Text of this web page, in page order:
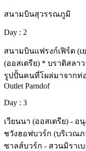
สนามบินสุวรรณภูมิ
Day : 2
สนามบินแฟรงก์เฟิร์ต (เ
(ออสเตรีย) * บราติสลาว
รูปปั้นคนที่โผล่มาจากท่อ
Outlet Parndof
Day : 3
เวียนนา (ออสเตรีย) - อ
ชวังฮอฟบวร์ก (บริเวณ
ซาลส์บวร์ก - สวนมิราเ